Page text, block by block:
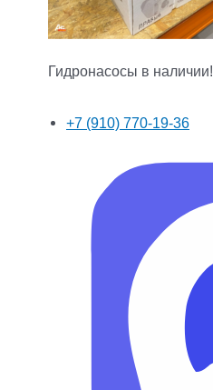
Гидронасосы в наличии!
+7 (910) 770-19-36